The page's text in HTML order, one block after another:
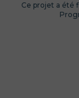
Ce projet a été